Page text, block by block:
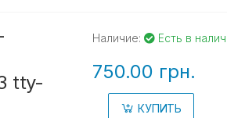
tty-
Наличие: Есть в
750.00 грн.
КУПИТЬ